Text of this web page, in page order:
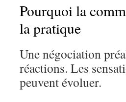
Pourquoi la
la pratique
Une négociation
réactions. Les
peuvent évoluer.